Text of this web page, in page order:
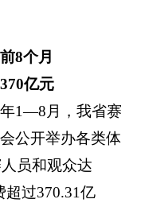
8个月
亿元
1—8月，我省赛
公开举办各类体
员和观众达
超过370.31亿